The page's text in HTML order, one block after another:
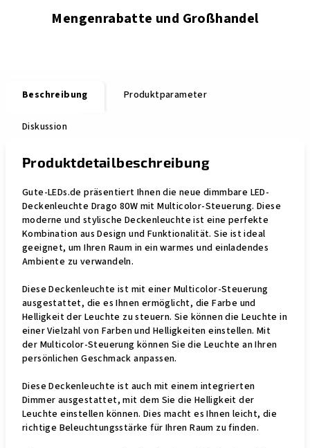
Mengenrabatte und Großhandel
Beschreibung Produktparameter
Diskussion
Produktdetailbeschreibung
Gute-LEDs.de präsentiert Ihnen die neue dimmbare LED-
Deckenleuchte Drago 80W mit Multicolor-Steuerung. Diese
moderne und stylische Deckenleuchte ist eine perfekte
Kombination aus Design und Funktionalität. Sie ist ideal
geeignet, um Ihren Raum in ein warmes und einladendes
Ambiente zu verwandeln.
Diese Deckenleuchte ist mit einer Multicolor-Steuerung
ausgestattet, die es Ihnen ermöglicht, die Farbe und
Helligkeit der Leuchte zu steuern. Sie können die Leuchte in
einer Vielzahl von Farben und Helligkeiten einstellen. Mit
der Multicolor-Steuerung können Sie die Leuchte an Ihren
persönlichen Geschmack anpassen.
Diese Deckenleuchte ist auch mit einem integrierten
Dimmer ausgestattet, mit dem Sie die Helligkeit der
Leuchte einstellen können. Dies macht es Ihnen leicht, die
richtige Beleuchtungsstärke für Ihren Raum zu finden.